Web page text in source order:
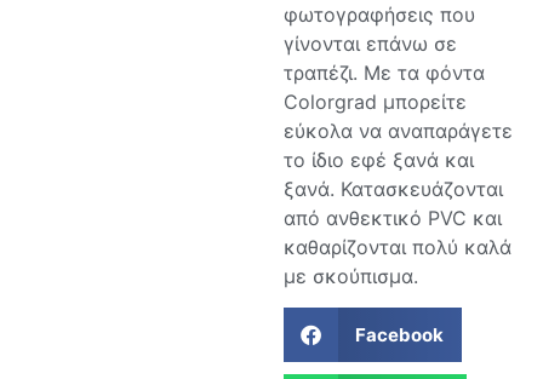
φωτογραφήσεις που
γίνονται επάνω σε
τραπέζι. Με τα φόντα
Colorgrad μπορείτε
εύκολα να αναπαράγετε
το ίδιο εφέ ξανά και
ξανά. Κατασκευάζονται
από ανθεκτικό PVC και
καθαρίζονται πολύ καλά
με σκούπισμα.
Facebook